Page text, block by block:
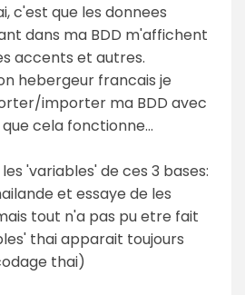
c'est que les donnees
dans ma BDD m'affichent
accents et autres.
hebergeur francais je
importer ma BDD avec
cela fonctionne...
'variables' de ces 3 bases:
et essaye de les
tout n'a pas pu etre fait
thai apparait toujours
thai)